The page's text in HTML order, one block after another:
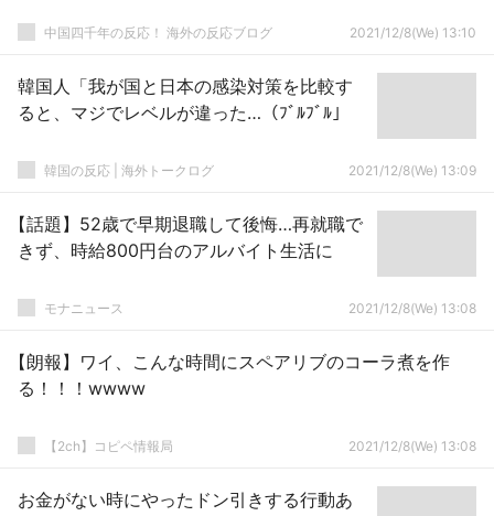
中国四千年の反応！ 海外の反応ブログ 2021/12/8(We) 13:10
韓国人「我が国と日本の感染対策を比較す
ると、マジでレベルが違った…（ﾌﾞﾙﾌﾞﾙ」
韓国の反応 | 海外トークログ 2021/12/8(We) 13:09
【話題】52歳で早期退職して後悔…再就職で
きず、時給800円台のアルバイト生活に
モナニュース 2021/12/8(We) 13:08
【朗報】ワイ、こんな時間にスペアリブのコーラ煮を作
る！！！wwww
【2ch】コピペ情報局 2021/12/8(We) 13:08
お金がない時にやったドン引きする行動あ